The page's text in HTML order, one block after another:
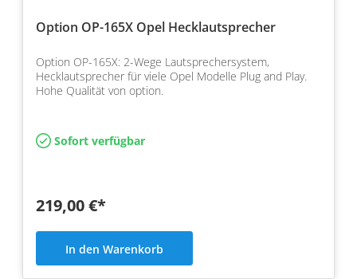
Option OP-165X Opel Hecklautsprecher
Option OP-165X: 2-Wege Lautsprechersystem,
Hecklautsprecher für viele Opel Modelle Plug and Play.
Hohe Qualität von option.
Sofort verfügbar
219,00 €*
In den Warenkorb